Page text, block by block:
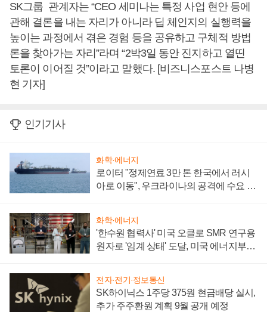
SK그룹 관계자는 “CEO 세미나는 특정 사업 현안 등에
관해 결론을 내는 자리가 아니라 딥 체인지의 실행력을
높이는 과정에서 겪은 경험 등을 공유하고 구체적 방법
론을 찾아가는 자리”라며 “2박3일 동안 진지하고 열띤
토론이 이어질 것”이라고 말했다. [비즈니스포스트 나병
현 기자]
인기기사
화학·에너지
로이터 "정제연료 3만 톤 한국에서 러시
아로 이동", 우크라이나의 공격에 수요 늘
화학·에너지
'한수원 협력사' 미국 오클로 SMR 연구용
원자로 '임계 상태' 도달, 미국 에너지부
전자·전기·정보통신
SK하이닉스 1주당 375원 현금배당 실시,
추가 주주환원 계획 9월 공개 예정